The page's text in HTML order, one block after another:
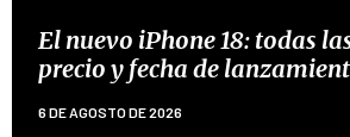
El nuevo iPhone 18: todas
precio y fecha de
6 DE AGOSTO DE 2026